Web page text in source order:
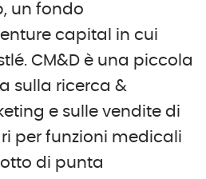
un fondo
capital in cui
CM&D è una piccola
sulla ricerca &
e sulle vendite di
per funzioni medicali
di punta